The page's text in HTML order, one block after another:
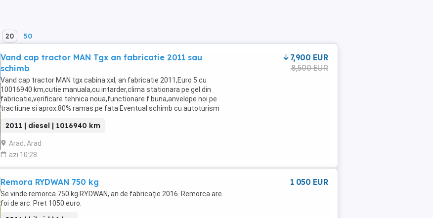
20 50
Vand cap tractor MAN Tgx an fabricatie 2011 sau
schimb
Vand cap tractor MAN tgx cabina xxl, an fabricatie 2011,Euro 5 cu
10016940 km,cutie manuala,cu intarder,clima stationara pe gel din
fabricatie,verificare tehnica noua,functionare f.buna,anvelope noi pe
tractiune si aprox.80% ramas.pe fata Eventual schimb cu autoturism
2011 | diesel | 1016940 km
Arad, Arad
azi 10:28
7,900 EUR
8,500 EUR
Remora RYDWAN 750 kg
Se vinde remorca 750 kg RYDWAN, an de fabricație 2016. Remorca are
foi de arc. Pret 1050 euro.
1 050 EUR